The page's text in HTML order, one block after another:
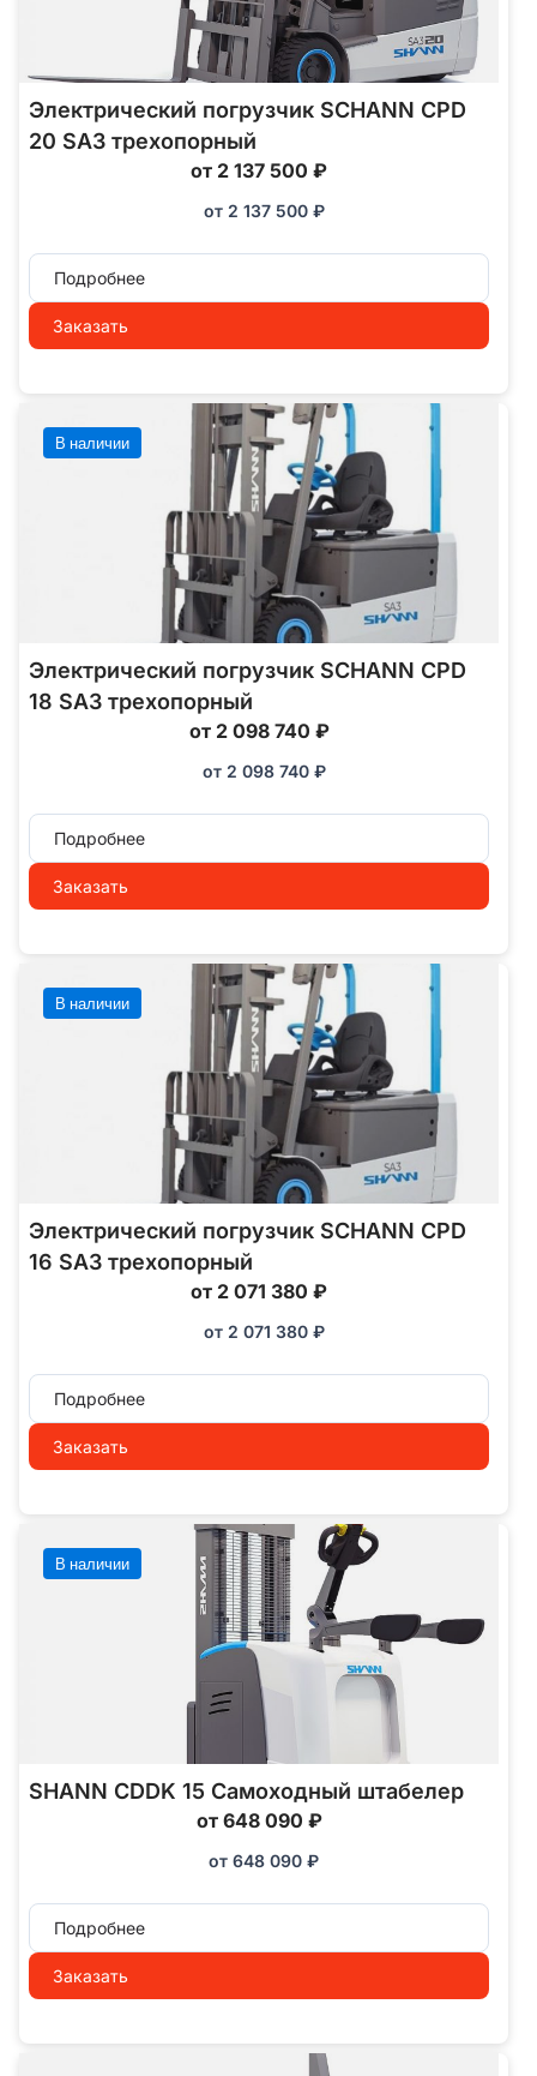
Электрический погрузчик SCHANN CPD
20 SA3 трехопорный
от 2 137 500 ₽
от 2 137 500 ₽
Подробнее
Заказать
В наличии
Электрический погрузчик SCHANN CPD
18 SA3 трехопорный
от 2 098 740 ₽
от 2 098 740 ₽
Подробнее
Заказать
В наличии
Электрический погрузчик SCHANN CPD
16 SA3 трехопорный
от 2 071 380 ₽
от 2 071 380 ₽
Подробнее
Заказать
В наличии
SHANN CDDK 15 Самоходный штабелер
от 648 090 ₽
от 648 090 ₽
Подробнее
Заказать